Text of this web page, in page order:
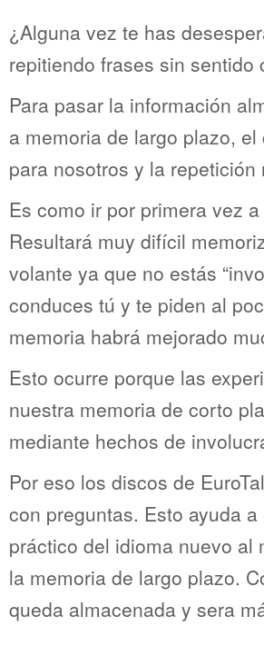
¿Alguna vez te has
repitiendo frases sin sentido
Para pasar la información
a memoria de largo plazo,
para nosotros y la
Es como ir por primera vez
Resultará muy difícil
volante ya que no estás
conduces tú y te piden al
memoria habrá mejorado
Esto ocurre porque las
nuestra memoria de corto
mediante hechos de
Por eso los discos de
con preguntas. Esto ayuda
práctico del idioma nuevo al
la memoria de largo plazo.
queda almacenada y sera